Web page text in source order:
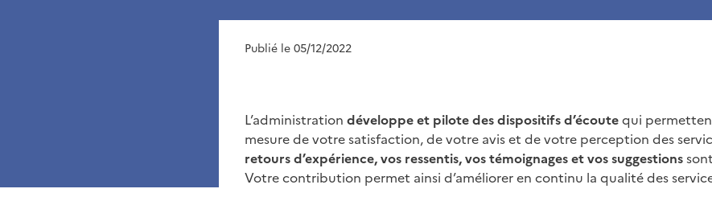
Publié le 05/12/2022
L’administration développe et pilote des dispositifs d’écoutequi
mesure de votre satisfaction, de votre avis et de votre perception des
retours d’expérience, vos ressentis, vos témoignages et vos suggestions
Votre contribution permet ainsi d’améliorer en continu la qualité des